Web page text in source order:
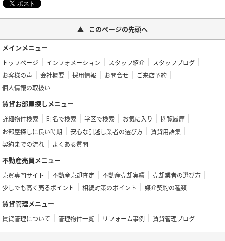
このページの先頭へ
メインメニュー
トップページ インフォメーション スタッフ紹介
スタッフブログ
お客様の声
会社概要 採用情報 お問合せ
ご来店予約
個人情報の取扱い
賃貸お部屋探しメニュー
詳細物件検索 町名で検索 学区で検索 お気に入り
閲覧履歴
お部屋探しに良い時期
安心な引越し業者の選び方
賃貸用語集
契約までの流れ
よくある質問
不動産売買メニュー
売買専門サイト 不動産売却査定 不動産売却実績
売却業者の選び方
少しでも高く売るポイント
相続対策のポイント 媒介契約の種類
賃貸管理メニュー
賃貸管理について 管理物件一覧 リフォーム事例 賃貸管理ブログ